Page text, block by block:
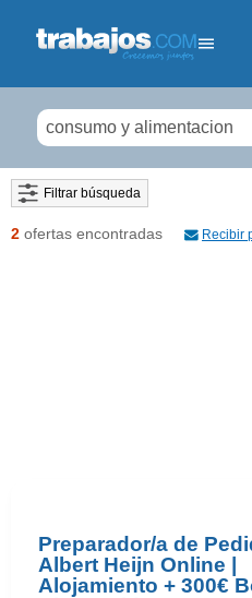
Filtrar búsqueda
2 ofertas encontradas Recibir
Preparador/a de
Albert Heijn Online |
Alojamiento + 300€